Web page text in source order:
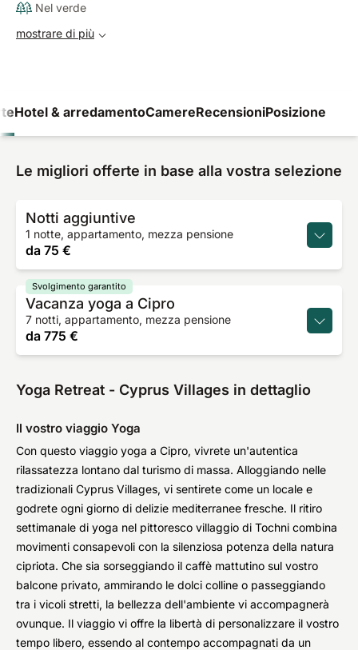
Nel verde
mostrare di più
Hotel & arredamentoCamereRecensioniPosizione
Le migliori offerte in base alla vostra selezione
Notti aggiuntive
1 notte, appartamento, mezza pensione
da 75 €
Vacanza yoga a Cipro
7 notti, appartamento, mezza pensione
da 775 €
Svolgimento garantito
Yoga Retreat - Cyprus Villages in dettaglio
Il vostro viaggio Yoga
Con questo viaggio yoga a Cipro, vivrete un'autentica
rilassatezza lontano dal turismo di massa. Alloggiando nelle
tradizionali Cyprus Villages, vi sentirete come un locale e
godrete ogni giorno di delizie mediterranee fresche. Il ritiro
settimanale di yoga nel pittoresco villaggio di Tochni combina
movimenti consapevoli con la silenziosa potenza della natura
cipriota. Che sia sorseggiando il caffè mattutino sul vostro
balcone privato, ammirando le dolci colline o passeggiando
tra i vicoli stretti, la bellezza dell'ambiente vi accompagnerà
ovunque. Il viaggio vi offre la libertà di personalizzare il vostro
tempo libero, essendo al contempo accompagnati da un